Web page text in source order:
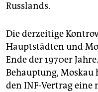
Russlands.
Die derzeitige
Hauptstädten und
Ende der 1970er
Behauptung, Moskau
den INF-Vertrag